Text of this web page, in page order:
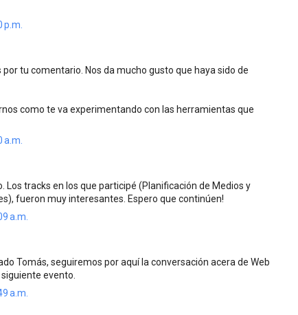
p.m.
por tu comentario. Nos da mucho gusto que haya sido de
como te va experimentando con las herramientas que
a.m.
Los tracks en los que participé (Planificación de Medios y
fueron muy interesantes. Espero que continúen!
a.m.
Tomás, seguiremos por aquí la conversación acera de Web
evento.
a.m.